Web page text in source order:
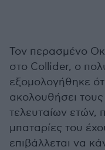
Τον περασμένο
στο Collider, ο
εξομολογήθηκε
ακολουθήσει
τελευταίων ετών,
μπαταρίες του
επιβάλλεται να